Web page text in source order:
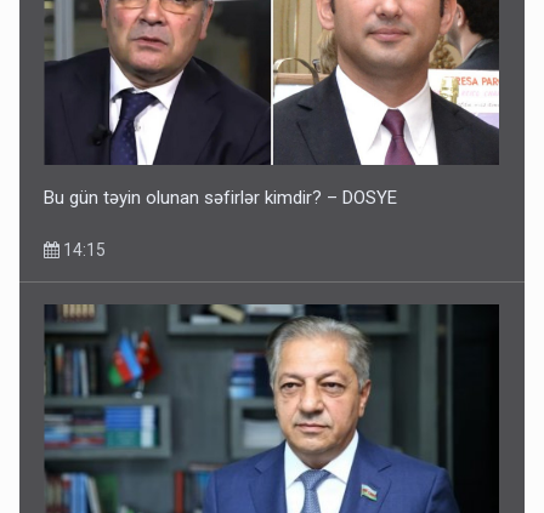
Bu gün təyin olunan səfirlər kimdir? – DOSYE
14:15